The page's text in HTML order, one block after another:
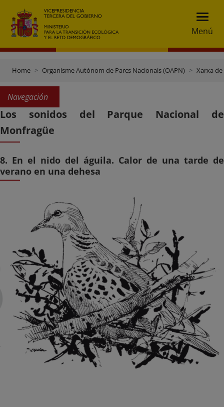
Menú
Home Organisme Autònom de Parcs Nacionals (OAPN) Xarxa
Navegación
Los sonidos del Parque Nacional de
Monfragüe
8. En el nido del águila. Calor de una tarde de
verano en una dehesa